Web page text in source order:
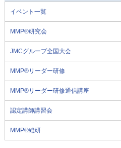
イベント一覧
MMP®研究会
JMCグループ全国大会
MMP®リーダー研修
MMP®リーダー研修通信講座
認定講師講習会
MMP®総研